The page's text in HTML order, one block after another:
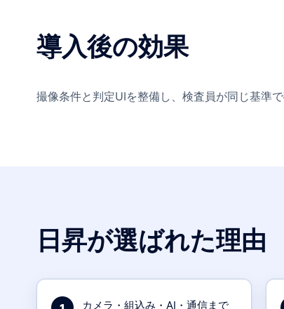
導入後の効果
撮像条件と判定UIを整備し、検査員が同じ基準
日昇が選ばれた理由
カメラ・組込み・AI・通信まで